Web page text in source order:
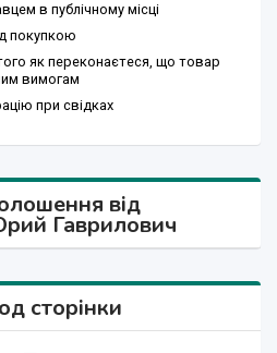
в публічному місці
покупкою
як переконаєтеся, що товар
вимогам
при свідках
від
Гаврилович
сторінки